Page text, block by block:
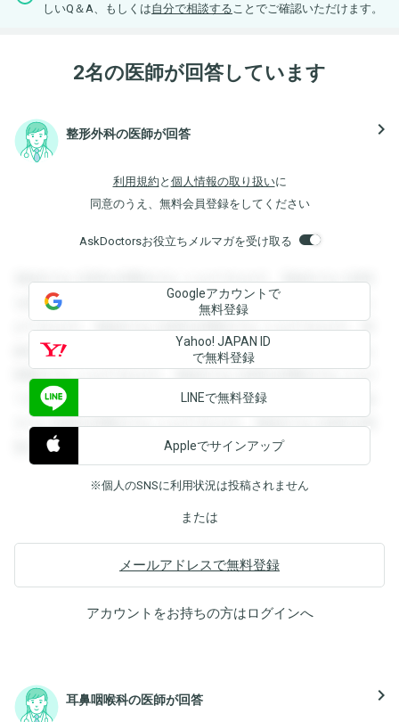
しいQ＆A、もしくは自分で相談する ことでご確認いただけます。
2名の医師が回答しています
整形外科の医師が回答 navigate_next
利用規約 と 個人情報の取り扱いに
同意のうえ、無料会員登録をしてください
AskDoctorsお役立ちメルマガを受け取る
登録すると回答を閲覧することができます。登録すると回答
を閲覧することができます。登録すると回答を閲覧すること
ができます。登録すると回答を閲覧することができます。登
録すると回答を閲覧することができます。登録すると回答を
閲覧することができます。登録すると回答を閲覧することが
できます。登録すると回答を閲覧することができます。登録
すると回答を閲覧することができます。登録すると回答を閲
覧することができます。
Googleアカウントで
無料登録
Yahoo! JAPAN ID
で無料登録
LINEで無料登録
Appleでサインアップ
※個人のSNSに利用状況は投稿されません
または
メールアドレスで無料登録
アカウントをお持ちの方はログインへ
耳鼻咽喉科の医師が回答 navigate_next